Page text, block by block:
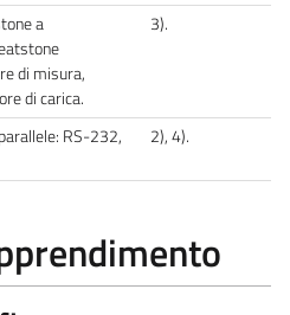
a
di misura,
di carica.
3).
RS-232,
2), 4).